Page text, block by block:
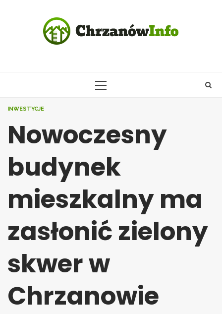
PRIMARY
INWESTYCJE
Nowoczesny
budynek
mieszkalny ma
zasłonić zielony
skwer w
Chrzanowie